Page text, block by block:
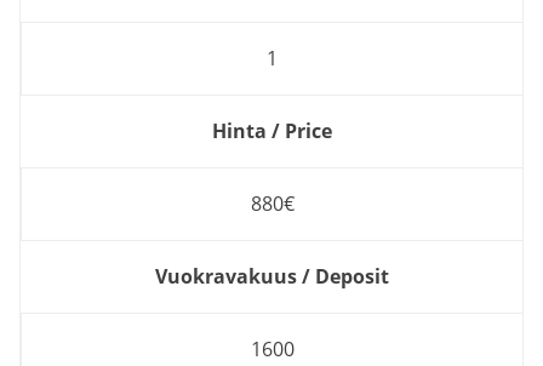
1
Hinta / Price
880€
Vuokravakuus / Deposit
1600